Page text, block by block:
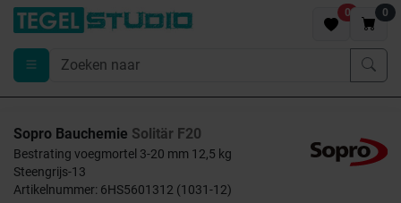
0 0
Sopro Bauchemie Solitär F20
Bestrating voegmortel 3-20 mm 12,5 kg
Steengrijs-13
Artikelnummer: 6HS5601312 (1031-12)